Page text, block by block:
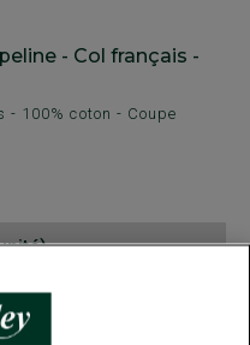
- Col français -
- 100% coton - Coupe
199€ d'achat